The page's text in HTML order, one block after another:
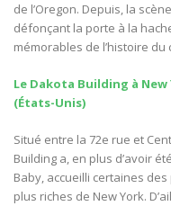
de l’Oregon. Depuis, la
défonçant la porte à la
mémorables de l’histoire du
Le Dakota Building à New
(États-Unis)
Situé entre la 72e rue et
Building a, en plus d’avoir
Baby, accueilli certaines
plus riches de New York.